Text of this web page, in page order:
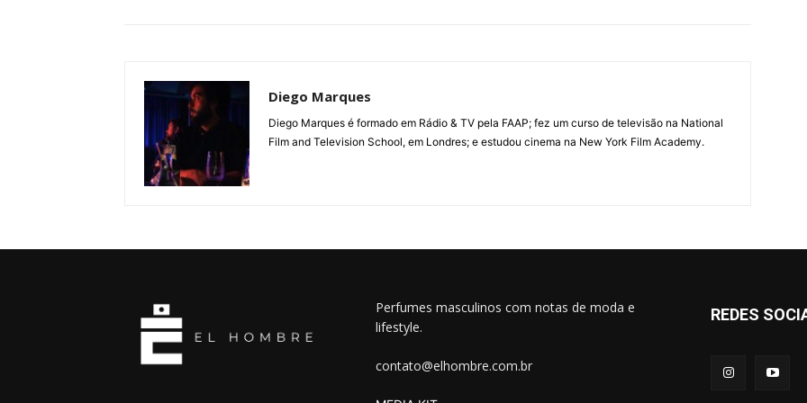
Diego Marques
Diego Marques é formado em Rádio & TV pela FAAP; fez um curso de televisão na National
Film and Television School, em Londres; e estudou cinema na New York Film Academy.
Perfumes masculinos com notas de moda e
lifestyle.
contato@elhombre.com.br
REDES